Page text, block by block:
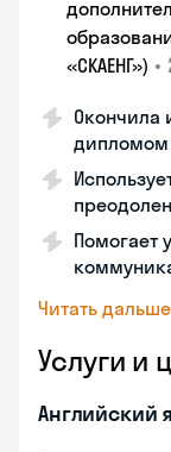
«СКАЕНГ») •
Окончила
дипломом
Помогает
Читать дальше
Услуги и
Английский